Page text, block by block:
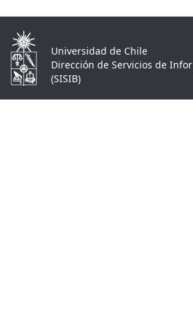
Universidad de Chile
Dirección de Servicios de
(SISIB)